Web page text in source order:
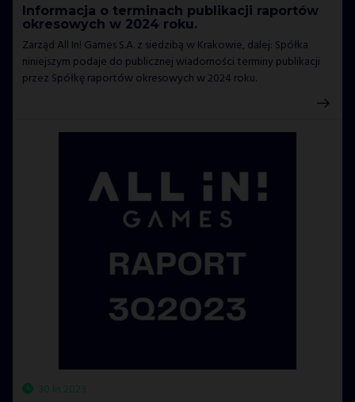
Informacja o terminach publikacji raportów
okresowych w 2024 roku.
Zarząd All In! Games S.A. z siedzibą w Krakowie, dalej: Spółka
niniejszym podaje do publicznej wiadomości terminy publikacji
przez Spółkę raportów okresowych w 2024 roku.
30 lis 2023